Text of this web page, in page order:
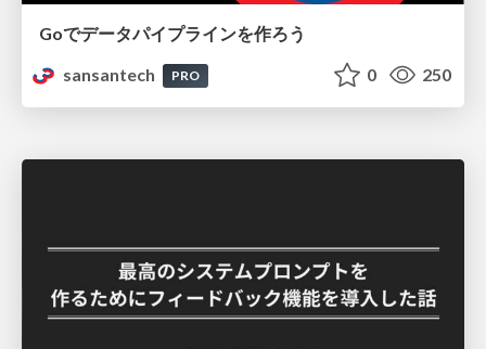
Goでデータパイプラインを作ろう
sansantech
PRO 0 250